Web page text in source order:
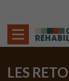
LES